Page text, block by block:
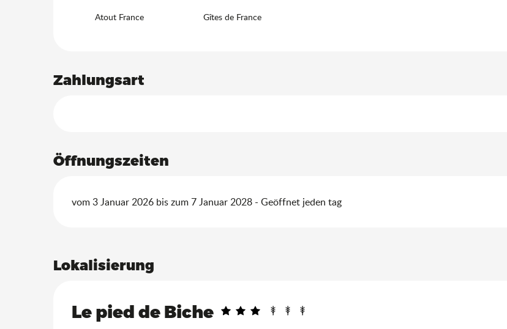
Atout France Gîtes de France
Zahlungsart
Öffnungszeiten
vom 3 Januar 2026 bis zum 7 Januar 2028 - Geöffnet jeden tag
Lokalisierung
Le pied de Biche